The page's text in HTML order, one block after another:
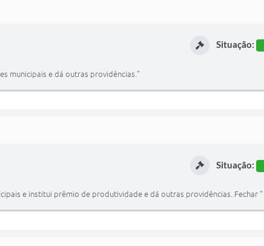
Situação:
municipais e dá outras providências."
Situação:
e institui prêmio de produtividade e dá outras providências. Fechar "